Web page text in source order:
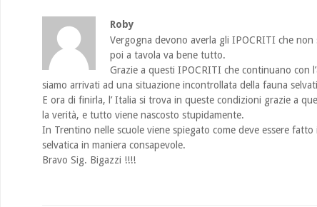
Roby
Vergogna devono averla gli IPOCRITI che
poi a tavola va bene tutto.
Grazie a questi IPOCRITI che continuano con
siamo arrivati ad una situazione incontrollata della fauna
E ora di finirla, l’ Italia si trova in queste condizioni grazie a
la verità, e tutto viene nascosto stupidamente.
In Trentino nelle scuole viene spiegato come deve essere
selvatica in maniera consapevole.
Bravo Sig. Bigazzi !!!!